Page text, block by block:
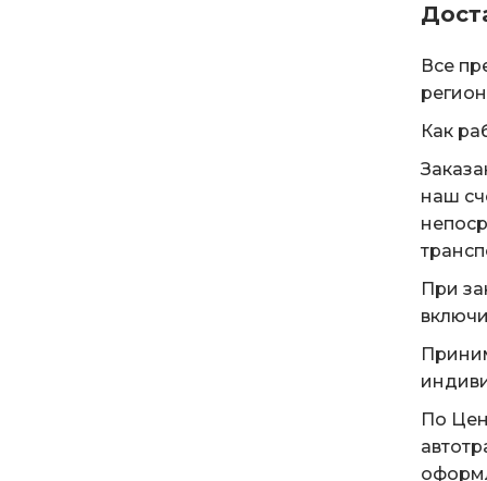
Все
Как
наш
При
По